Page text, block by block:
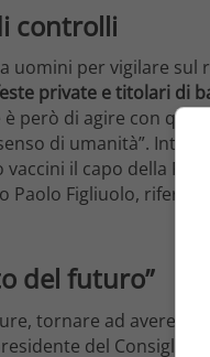
controlli
uomini per vigilare
private e titolari di
è però di agire con
di umanità”.
vaccini il capo della
Paolo Figliuolo,
del futuro”
tornare ad avere
del Consiglio,